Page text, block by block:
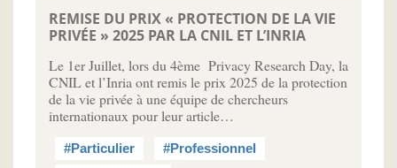
REMISE DU PRIX « PROTECTION DE LA VIE
PRIVÉE » 2025 PAR LA CNIL ET L’INRIA
Le 1er Juillet, lors du 4ème Privacy Research Day, la
CNIL et l’Inria ont remis le prix 2025 de la protection
de la vie privée à une équipe de chercheurs
internationaux pour leur article…
#Particulier
#Professionnel